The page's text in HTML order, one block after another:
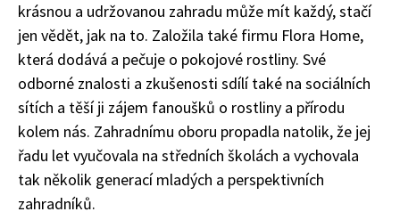
74 Kč
Objednat >
krásnou a udržovanou zahradu může mít každý, stačí
jen vědět, jak na to. Založila také firmu Flora Home,
která dodává a pečuje o pokojové rostliny. Své
odborné znalosti a zkušenosti sdílí také na sociálních
sítích a těší ji zájem fanoušků o rostliny a přírodu
kolem nás. Zahradnímu oboru propadla natolik, že jej
řadu let vyučovala na středních školách a vychovala
tak několik generací mladých a perspektivních
zahradníků.